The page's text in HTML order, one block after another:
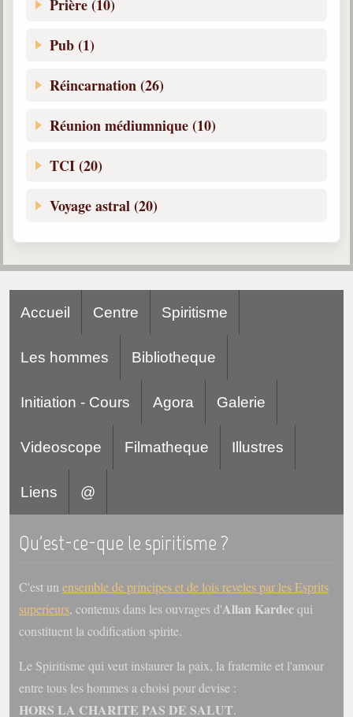
Prière (10)
Pub (1)
Réincarnation (26)
Réunion médiumnique (10)
TCI (20)
Voyage astral (20)
Accueil Centre Spiritisme
Les hommes Bibliotheque
Initiation - Cours Agora Galerie
Videoscope Filmatheque Illustres
Liens @
Qu'est-ce-que le spiritisme ?
C'est un ensemble de principes et de lois reveles par les Esprits
superieurs, contenus dans les ouvrages d'Allan Kardecqui
constituent la codification spirite.
Le Spiritisme qui veut instaurer la paix, la fraternite et l'amour
entre tous les hommes a choisi pour devise :
HORS LA CHARITE PAS DE SALUT.